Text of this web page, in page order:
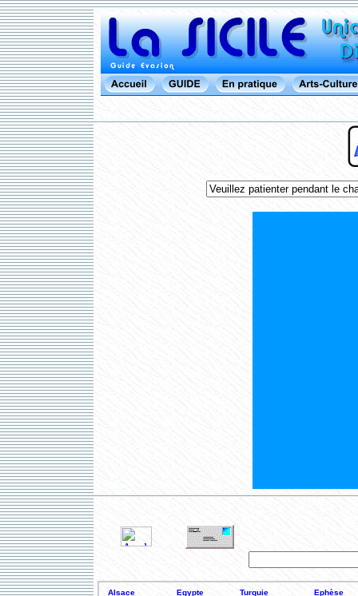
Alsace Egypte Turquie
Ephèse